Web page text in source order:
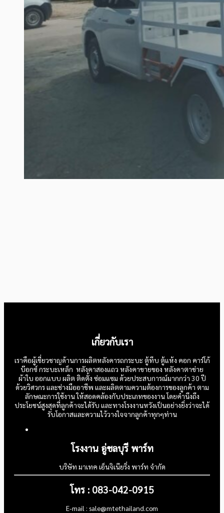
เกี่ยวกับเรา
เราคือผู้เชี่ยวชาญด้านการผลิตหลังคารถกระบะ ตู้ทึบ ตู้แห้ง คอก คาร์โก้
บ๊อกซ์ กระบะเหล็ก หลังคาสองแถว หลังคาขายของ หลังคาตาข่าย
ผ้าใบ ออกแบบ ผลิต ติดตั้ง ซ่อมแซม ด้วยประสบการณ์มากกว่า 30 ปี
ด้วยวิศวกร และช่างมืออาชีพ และผลิตตามความต้องการของลูกค้า ตาม
ลักษณะการใช้งาน ให้สอดคล้องกับประเภทของงาน โดยคำนึงถึง
ประโยชน์สูงสุดที่ลูกค้าจะได้รับ และทางโรงงานหวังเป็นอย่างยิ่งว่าจะได้
รับโอกาสและความไว้วางใจจากลูกค้าทุกๆท่าน
โรงงาน อู่ชลบุรี พาร์ท
บริษัท มาเทค เอ็นจิเนียริ่ง พาร์ท จำกัด
โทร : 083-042-0915
E-mail : sale@mtethailand.com